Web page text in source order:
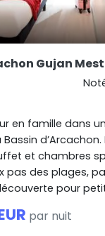
Gujan
en famille dans
d’Arcachon.
et chambres
pas des plages,
pour
par nuit